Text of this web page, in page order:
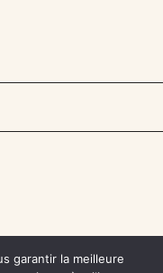
garantir la meilleure